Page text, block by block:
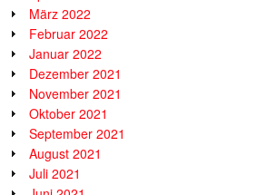
März 2022
Februar 2022
Januar 2022
Dezember 2021
November 2021
Oktober 2021
September 2021
August 2021
Juli 2021